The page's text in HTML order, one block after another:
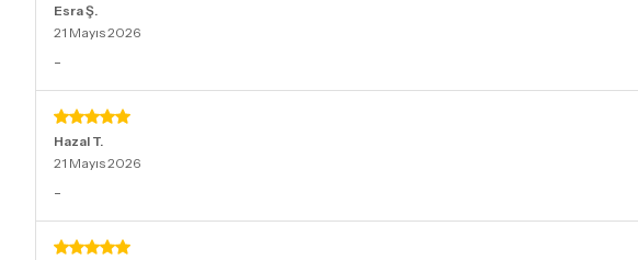
EsraŞ.
21 Mayıs 2026
-
Hazal T.
21 Mayıs 2026
-